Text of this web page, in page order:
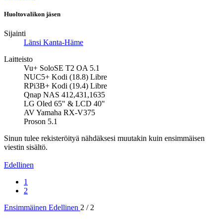
Huoltovalikon jäsen
Sijainti
Länsi Kanta-Häme
Laitteisto
Vu+ SoloSE T2 OA 5.1
NUC5+ Kodi (18.8) Libre
RPi3B+ Kodi (19.4) Libre
Qnap NAS 412,431,1635
LG Oled 65" & LCD 40"
AV Yamaha RX-V375
Proson 5.1
Sinun tulee rekisteröityä nähdäksesi muutakin kuin ensimmäisen
viestin sisältö.
Edellinen
1
2
Ensimmäinen Edellinen 2 / 2